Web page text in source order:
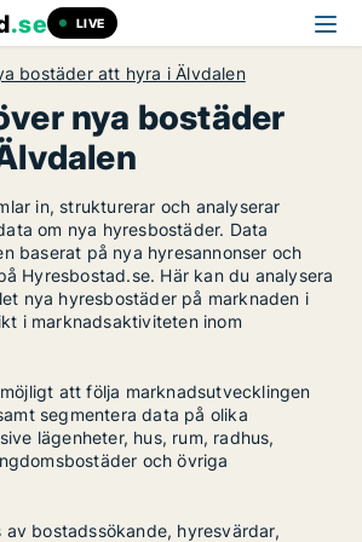
.se LIVE
bostäder att hyra i Älvdalen
nya bostäder
in, strukturerar och analyserar
om nya hyresbostäder. Data
baserat på nya hyresannonser och
Hyresbostad.se. Här kan du analysera
nya hyresbostäder på marknaden i
i marknadsaktiviteten inom
att följa marknadsutvecklingen
segmentera data på olika
lägenheter, hus, rum, radhus,
och övriga
av bostadssökande, hyresvärdar,